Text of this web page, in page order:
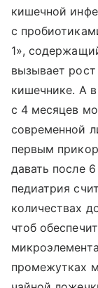
кишечной
с
1»,
вызывает
кишечнике. А
с 4 месяцев
современной
первым
давать после
педиатрия
количествах
чтоб
промежутках